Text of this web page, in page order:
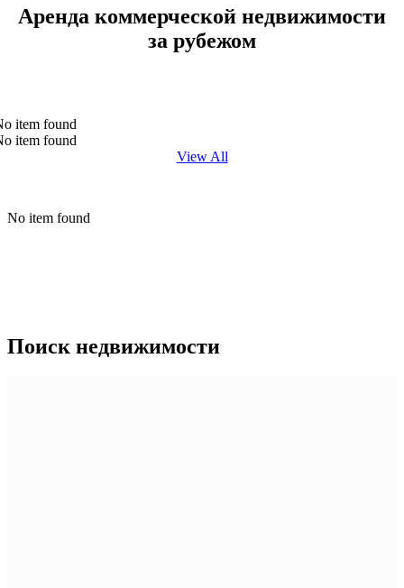
Аренда коммерческой недвижимости
за рубежом
item found
item found
View All
No item found
Поиск недвижимости